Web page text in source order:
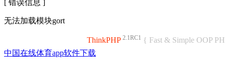
[ 错误信息 ]
无法加载模块gort
ThinkPHP 2.1RC1 { Fast & Simple OOP
中国在线体育app软件下载